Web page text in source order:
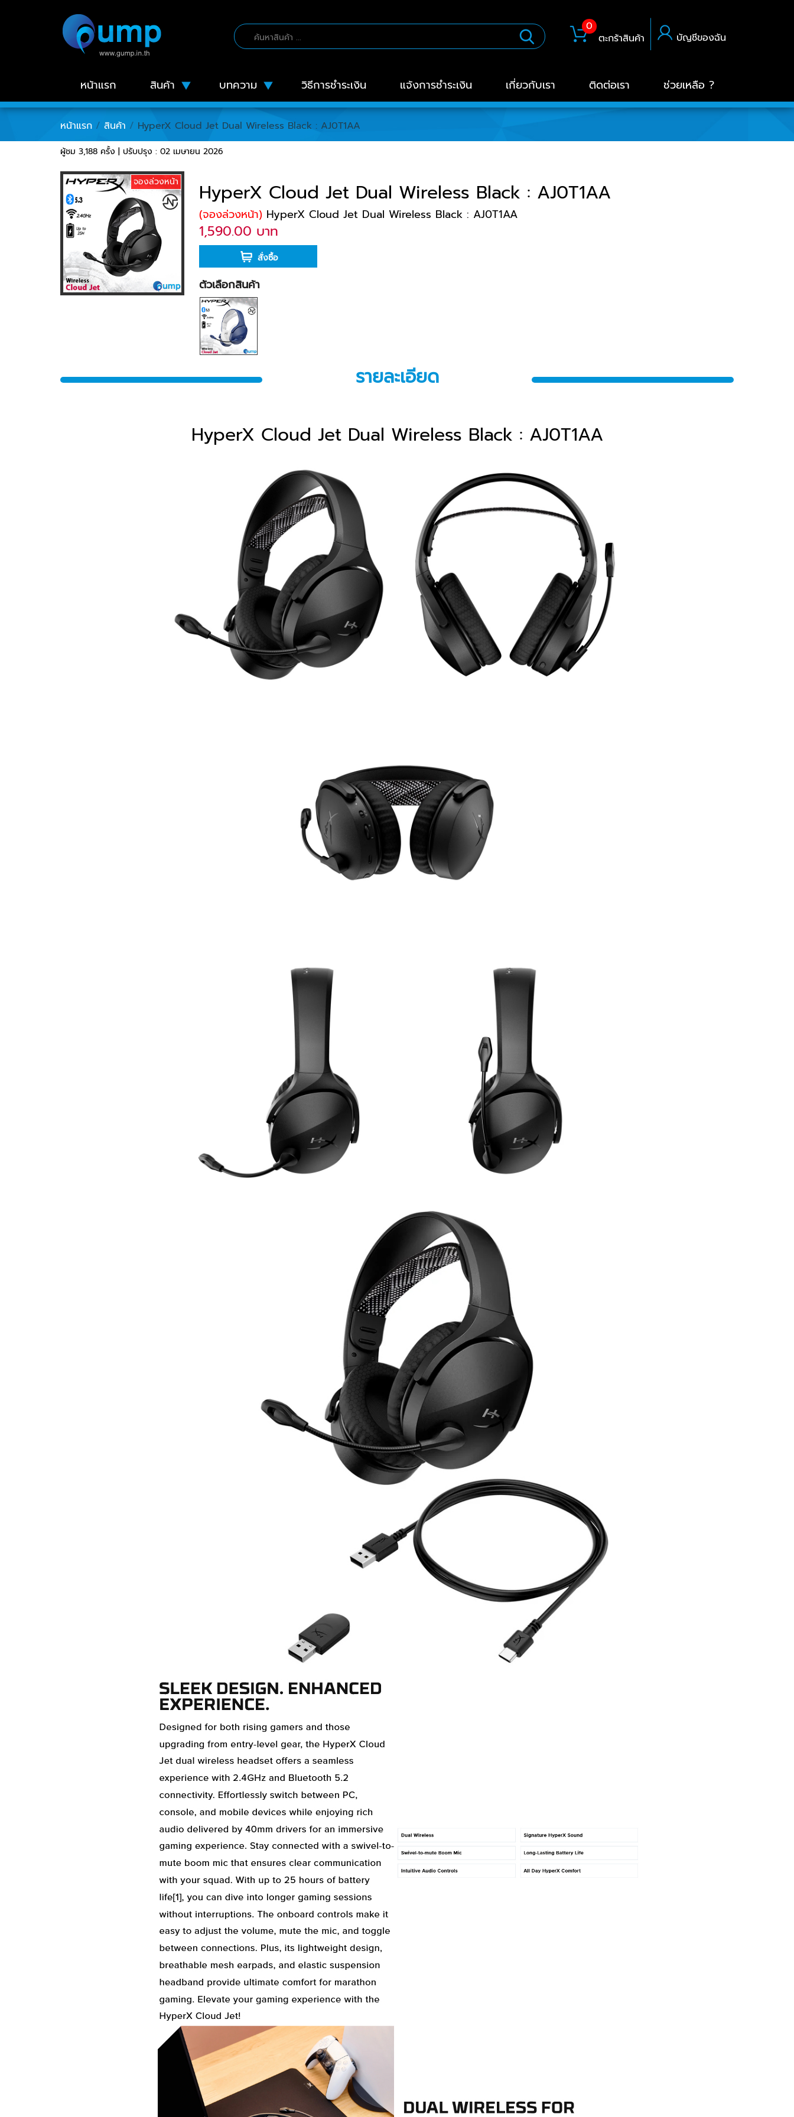
0
ตะกร้าสินค้า
บัญชีของฉัน
หน้าแรก สินค้า บทความ วิธีการชำระเงิน แจ้งการชำระเงิน เกี่ยวกับเรา ติดต่อเรา ช่วยเหลือ ?
หน้าแรก / สินค้า / HyperX Cloud Jet Dual Wireless Black : AJ0T1AA
ผู้ชม 3,188 ครั้ง | ปรับปรุง : 02 เมษายน 2026
จองล่วงหน้า HyperX Cloud Jet Dual Wireless Black : AJ0T1AA
(จองล่วงหน้า) HyperX Cloud Jet Dual Wireless Black : AJ0T1AA
1,590.00 บาท
สั่งซื้อ
ตัวเลือกสินค้า
รายละเอียด
HyperX Cloud Jet Dual Wireless Black : AJ0T1AA